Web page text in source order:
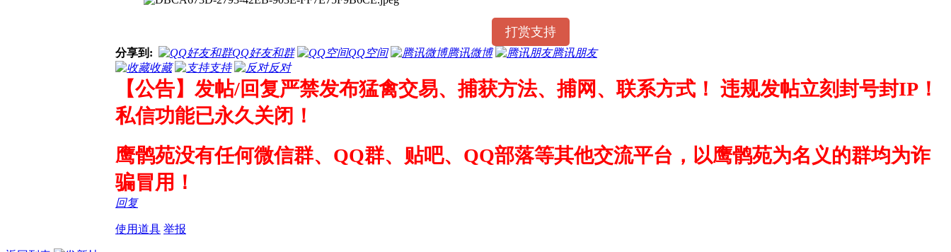
打赏支持
分享到: QQ好友和群 QQ空间 腾讯微博
腾讯朋友
收藏
支持 反对
【公告】发帖/回复严禁发布猛禽交易、捕获方法、捕网、联系方式！ 违规发帖立刻封号封IP！
私信功能已永久关闭！
鹰鹘苑没有任何微信群、QQ群、贴吧、QQ部落等其他交流平台，以鹰鹘苑为名义的群均为诈
骗冒用！
回复
使用道具 举报